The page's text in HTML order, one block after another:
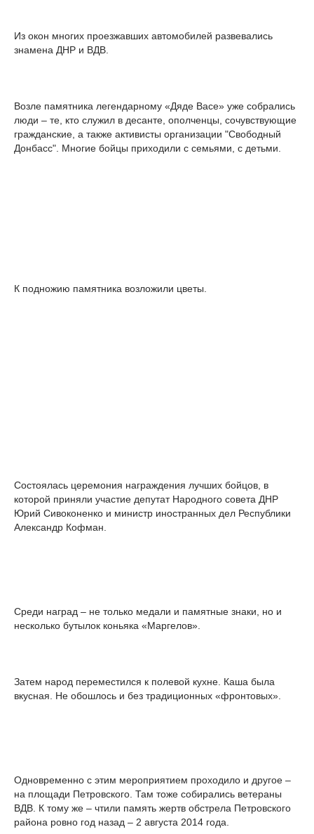
Из окон многих проезжавших автомобилей развевались
знамена ДНР и ВДВ.
Возле памятника легендарному «Дяде Васе» уже собрались
люди – те, кто служил в десанте, ополченцы, сочувствующие
гражданские, а также активисты организации "Свободный
Донбасс". Многие бойцы приходили с семьями, с детьми.
К подножию памятника возложили цветы.
Состоялась церемония награждения лучших бойцов, в
которой приняли участие депутат Народного совета ДНР
Юрий Сивоконенко и министр иностранных дел Республики
Александр Кофман.
Среди наград – не только медали и памятные знаки, но и
несколько бутылок коньяка «Маргелов».
Затем народ переместился к полевой кухне. Каша была
вкусная. Не обошлось и без традиционных «фронтовых».
Одновременно с этим мероприятием проходило и другое –
на площади Петровского. Там тоже собирались ветераны
ВДВ. К тому же – чтили память жертв обстрела Петровского
района ровно год назад – 2 августа 2014 года.